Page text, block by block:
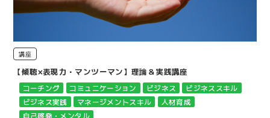
講座
【傾聴×表現力・マンツーマン】理論＆実践講座
コーチング コミュニケーション ビジネス
ビジネススキル
ビジネス実践
マネージメントスキル
人材育成
自己啓発・メンタル